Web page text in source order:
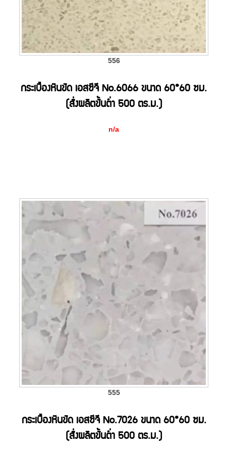
556
กระเบื้องหินขัด เอสซีจี No.6066 ขนาด 60*60 ซม.
(สั่งผลิตขั้นต่ำ 500 ตร.ม.)
n/a
555
กระเบื้องหินขัด เอสซีจี No.7026 ขนาด 60*60 ซม.
(สั่งผลิตขั้นต่ำ 500 ตร.ม.)